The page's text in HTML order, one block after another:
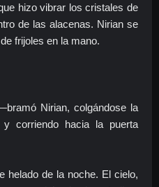
hizo vibrar los cristales de
de las alacenas. Nirian se
frijoles en la mano.
Nirian, colgándose la
corriendo hacia la puerta
helado de la noche. El cielo,